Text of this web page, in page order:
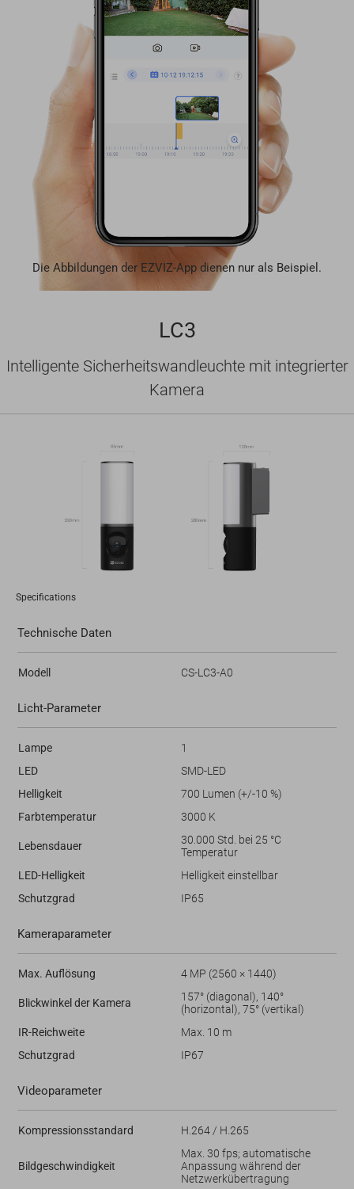
Die Abbildungen der EZVIZ-App dienen nur als Beispiel.
LC3
Intelligente Sicherheitswandleuchte mit integrierter
Kamera
Specifications
Technische Daten
Modell CS-LC3-A0
Licht-Parameter
Lampe
1
LED
SMD-LED
Helligkeit
700 Lumen (+/-10 %)
Farbtemperatur
3000 K
Lebensdauer
30.000 Std. bei 25 °C
Temperatur
LED-Helligkeit
Helligkeit einstellbar
Schutzgrad
IP65
Kameraparameter
Max. Auflösung 4 MP (2560 × 1440)
Blickwinkel der Kamera
157° (diagonal), 140°
(horizontal), 75° (vertikal)
IR-Reichweite
Max. 10 m
Schutzgrad
IP67
Videoparameter
Kompressionsstandard H.264 / H.265
Bildgeschwindigkeit
Max. 30 fps; automatische
Anpassung während der
Netzwerkübertragung